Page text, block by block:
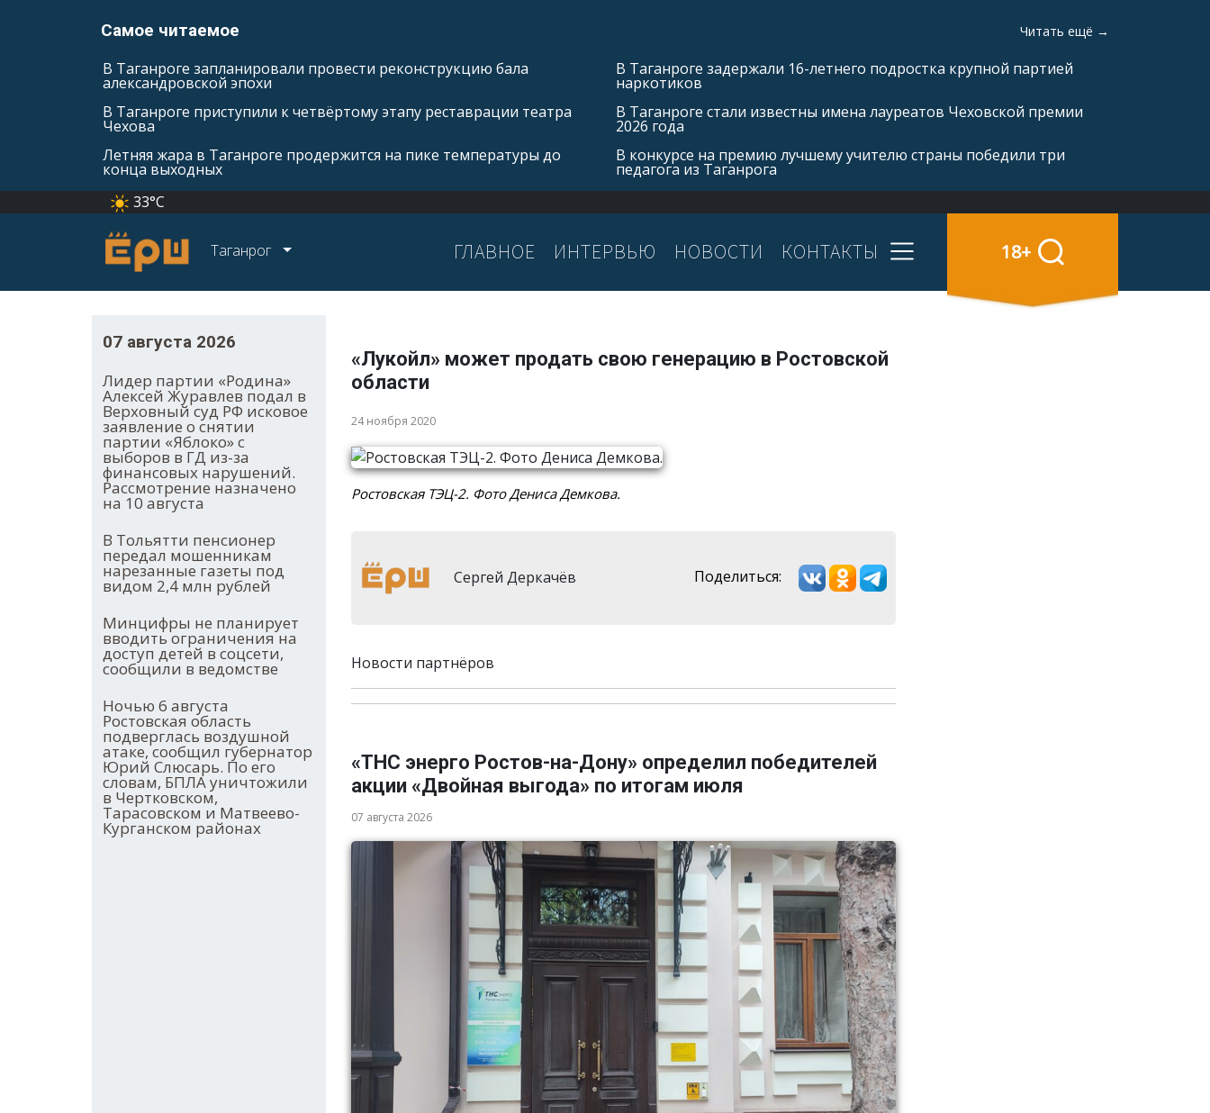
Самое читаемое Читать ещё →
В Таганроге запланировали провести реконструкцию бала
александровской эпохи
В Таганроге приступили к четвёртому этапу реставрации театра
Чехова
Летняя жара в Таганроге продержится на пике температуры до
конца выходных
В Таганроге задержали 16-летнего подростка крупной партией
наркотиков
В Таганроге стали известны имена лауреатов Чеховской премии
2026 года
В конкурсе на премию лучшему учителю страны победили три
педагога из Таганрога
33°C
Таганрог ГЛАВНОЕ ИНТЕРВЬЮ НОВОСТИ КОНТАКТЫ 18+
07 августа 2026
Лидер партии «Родина»
Алексей Журавлев подал в
Верховный суд РФ исковое
заявление о снятии
партии «Яблоко» с
выборов в ГД из-за
финансовых нарушений.
Рассмотрение назначено
на 10 августа
В Тольятти пенсионер
передал мошенникам
нарезанные газеты под
видом 2,4 млн рублей
Минцифры не планирует
вводить ограничения на
доступ детей в соцсети,
сообщили в ведомстве
Ночью 6 августа
Ростовская область
подверглась воздушной
атаке, сообщил губернатор
Юрий Слюсарь. По его
словам, БПЛА уничтожили
в Чертковском,
Тарасовском и Матвеево-
Курганском районах
«Лукойл» может продать свою генерацию в Ростовской
области
24 ноября 2020
Ростовская ТЭЦ-2. Фото Дениса Демкова.
Сергей Деркачёв Поделиться:
Новости партнёров
«ТНС энерго Ростов-на-Дону» определил победителей
акции «Двойная выгода» по итогам июля
07 августа 2026